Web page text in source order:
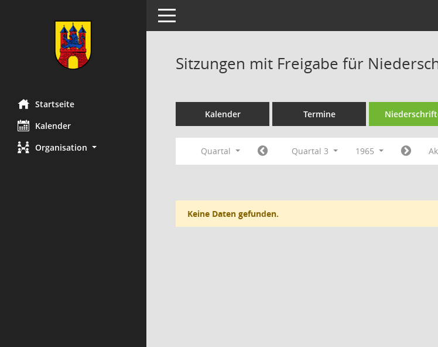
Startseite
Kalender
Organisation
Toggle navigation
Sitzungen mit Freigabe für
Kalender Termine
Quartal Quartal 3 1965
Keine Daten gefunden.